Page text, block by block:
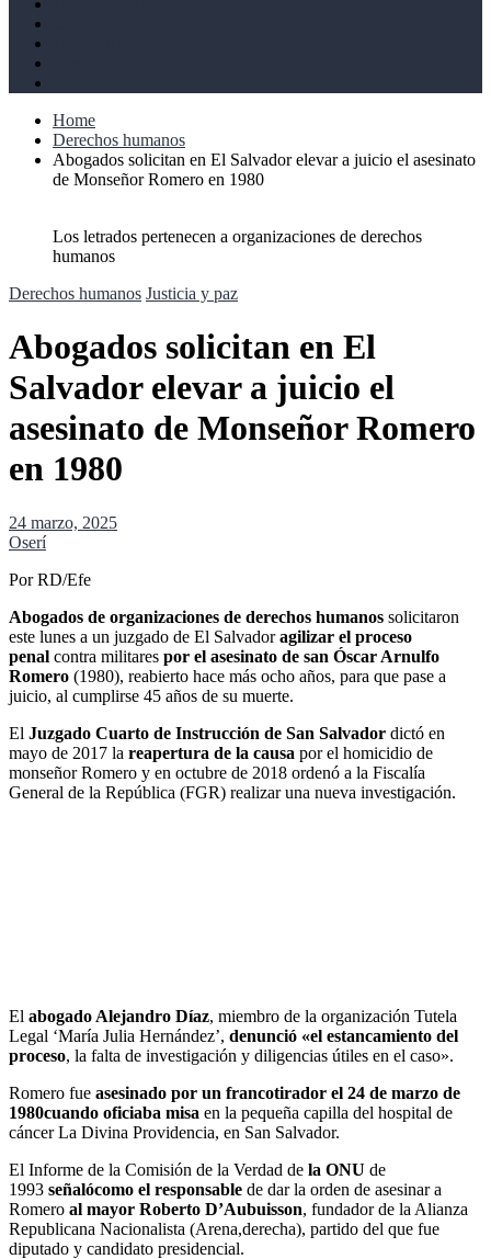
Home
Derechos humanos
Abogados solicitan en El Salvador elevar a juicio el asesinato
de Monseñor Romero en 1980
Los letrados pertenecen a organizaciones de derechos
humanos
Derechos humanos Justicia y paz
Abogados solicitan en El
Salvador elevar a juicio el
asesinato de Monseñor Romero
en 1980
24 marzo, 2025
Oserí
PorRD/Efe
Abogados de organizaciones de derechos humanos solicitaron
este lunes a un juzgado de El Salvadoragilizar el proceso
penal contra militares por el asesinato de san Óscar Arnulfo
Romero (1980), reabierto hace más ocho años, para que pase a
juicio, al cumplirse 45 años de su muerte.
El Juzgado Cuarto de Instrucción de San Salvador dictó en
mayo de 2017 la reapertura de la causa por el homicidio de
monseñor Romero y en octubre de 2018 ordenó a la Fiscalía
General de la República (FGR) realizar una nueva investigación.
El abogado Alejandro Díaz, miembro de la organización Tutela
Legal ‘María Julia Hernández’, denunció «el estancamiento del
proceso, la falta de investigación y diligencias útiles en el caso».
Romero fue asesinado por un francotirador el 24 de marzo de
1980cuando oficiaba misa en la pequeña capilla del hospital de
cáncer La Divina Providencia, en San Salvador.
El Informe de la Comisión de la Verdad de la ONU de
1993 señalócomo el responsable de dar la orden de asesinar a
Romero al mayor Roberto D’Aubuisson, fundador de la Alianza
Republicana Nacionalista (Arena,derecha), partido del que fue
diputado y candidato presidencial.